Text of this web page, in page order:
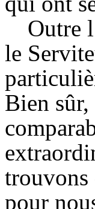
Outre
le
Bien sûr,
trouvons
pour